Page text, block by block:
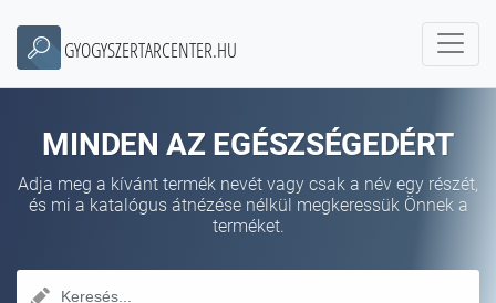
GYOGYSZERTARCENTER.HU
MINDEN AZ EGÉSZSÉGEDÉRT
Adja meg a kívánt termék nevét vagy csak a név egy részét,
és mi a katalógus átnézése nélkül megkeressük Önnek a
terméket.